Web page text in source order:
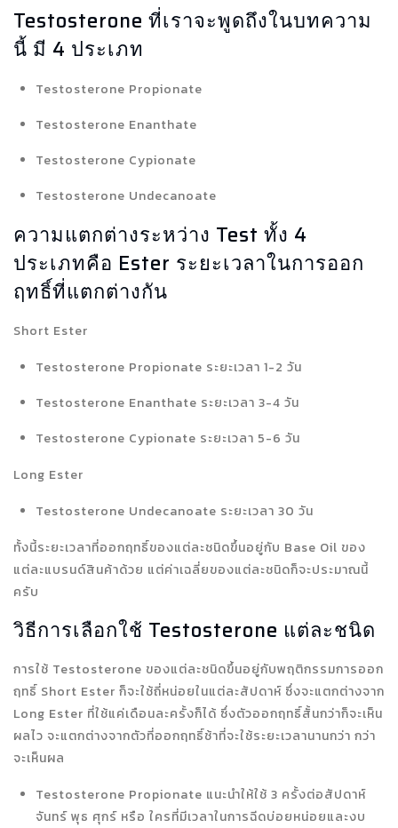
Testosterone ที่เราจะพูดถึงในบทความ
นี้ มี 4 ประเภท
Testosterone Propionate
Testosterone Enanthate
Testosterone Cypionate
Testosterone Undecanoate
ความแตกต่างระหว่าง Test ทั้ง 4
ประเภทคือ Ester ระยะเวลาในการออก
ฤทธิ์ที่แตกต่างกัน
Short Ester
Testosterone Propionate ระยะเวลา 1-2 วัน
Testosterone Enanthate ระยะเวลา 3-4 วัน
Testosterone Cypionate ระยะเวลา 5-6 วัน
Long Ester
Testosterone Undecanoate ระยะเวลา 30 วัน
ทั้งนี้ระยะเวลาที่ออกฤทธิ์ของแต่ละชนิดขึ้นอยู่กับ Base Oil ของ
แต่ละแบรนด์สินค้าด้วย แต่ค่าเฉลี่ยของแต่ละชนิดก็จะประมาณนี้
ครับ
วิธีการเลือกใช้ Testosterone แต่ละชนิด
การใช้ Testosterone ของแต่ละชนิดขึ้นอยู่กับพฤติกรรมการออก
ฤทธิ์ Short Ester ก็จะใช้ถี่หน่อยในแต่ละสัปดาห์ ซึ่งจะแตกต่างจาก
Long Ester ที่ใช้แค่เดือนละครั้งก็ได้ ซึ่งตัวออกฤทธิ์สั้นกว่าก็จะเห็น
ผลไว จะแตกต่างจากตัวที่ออกฤทธิ์ช้าที่จะใช้ระยะเวลานานกว่า กว่า
จะเห็นผล
Testosterone Propionate แนะนำให้ใช้ 3 ครั้งต่อสัปดาห์
จันทร์ พุธ ศุกร์ หรือ ใครที่มีเวลาในการฉีดบ่อยหน่อยและงบ